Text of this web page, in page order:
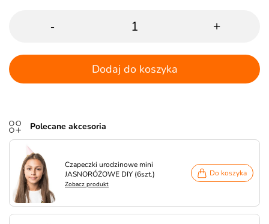
- +
Dodaj do koszyka
Polecane akcesoria
Czapeczki urodzinowe mini
JASNORÓŻOWE DIY (6szt.)
Zobacz produkt
Do koszyka